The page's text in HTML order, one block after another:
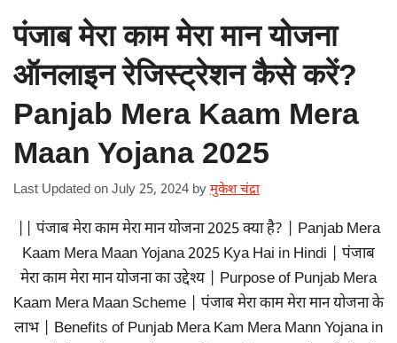
पंजाब मेरा काम मेरा मान योजना
ऑनलाइन रेजिस्ट्रेशन कैसे करें?
Panjab Mera Kaam Mera
Maan Yojana 2025
Last Updated on July 25, 2024 by मुकेश चंद्रा
|| पंजाब मेरा काम मेरा मान योजना 2025 क्या है? | Panjab Mera
Kaam Mera Maan Yojana 2025 Kya Hai in Hindi | पंजाब
मेरा काम मेरा मान योजना का उद्देश्य | Purpose of Punjab Mera
Kaam Mera Maan Scheme | पंजाब मेरा काम मेरा मान योजना के
लाभ | Benefits of Punjab Mera Kam Mera Mann Yojana in